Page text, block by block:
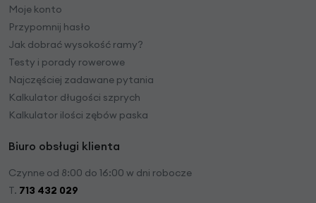
Moje konto
Przypomnij hasło
Jak dobrać wysokość ramy?
Testy i porady rowerowe
Najczęściej zadawane pytania
Kalkulator długości szprych
Kalkulator ilości zębów paska
Biuro obsługi klienta
Czynne od 8:00 do 16:00 w dni robocze
T. 713 432 029